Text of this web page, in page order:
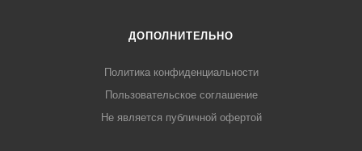
ДОПОЛНИТЕЛЬНО
Политика конфиденциальности
Пользовательское соглашение
Не является публичной офертой